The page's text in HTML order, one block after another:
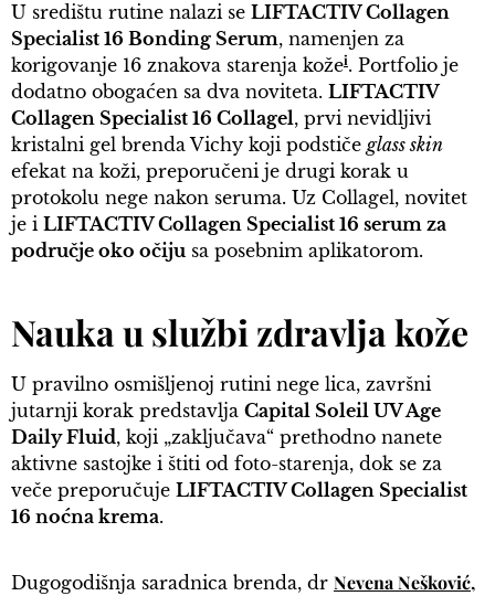
U središtu rutine nalazi se LIFTACTIV Collagen
Specialist 16 Bonding Serum, namenjen za
korigovanje 16 znakova starenja kožei. Portfolio je
dodatno obogaćen sa dva noviteta. LIFTACTIV
Collagen Specialist 16 Collagel, prvi nevidljivi
kristalni gel brenda Vichy koji podstiče glass skin
efekat na koži, preporučeni je drugi korak u
protokolu nege nakon seruma. Uz Collagel, novitet
je i LIFTACTIV Collagen Specialist 16 serum za
područje oko očijusa posebnim aplikatorom.
Nauka u službi zdravlja kože
U pravilno osmišljenoj rutini nege lica, završni
jutarnji korak predstavlja Capital Soleil UV Age
Daily Fluid, koji „zaključava“ prethodno nanete
aktivne sastojke i štiti od foto-starenja, dok se za
veče preporučuje LIFTACTIV Collagen Specialist
16 noćna krema.
Dugogodišnja saradnica brenda, dr NevenaNešković,